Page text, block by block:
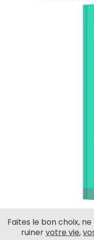
Faites le bon choix,
ruinervotre vie,